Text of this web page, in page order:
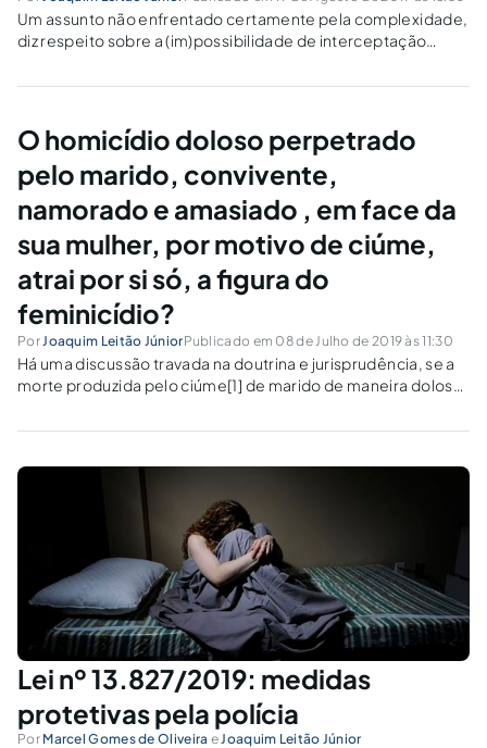
Um assunto não enfrentado certamente pela complexidade,
diz respeito sobre a (im)possibilidade de interceptação
fato é possível a interceptação telefônica em ato infracional?
sobre essa...
O homicídio doloso perpetrado
pelo marido, convivente,
namorado e amasiado , em face da
sua mulher, por motivo de ciúme,
atrai por si só, a figura do
feminicídio?
PorJoaquim Leitão JúniorPublicado em 08 de Julho de 2019 às 11:30
Há uma discussão travada na doutrina e jurisprudência, se a
morte produzida pelo ciúme[1] de marido de maneira dolosa,
motivo torpe e ao mesmo tempo ser feminicídio[2]. Essa
Lei nº 13.827/2019: medidas
protetivas pela polícia
Por Marcel Gomes de Oliveira e Joaquim Leitão Júnior